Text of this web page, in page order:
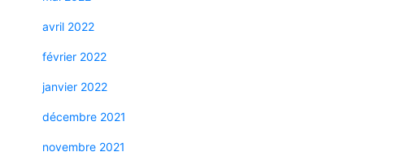
avril 2022
février 2022
janvier 2022
décembre 2021
novembre 2021